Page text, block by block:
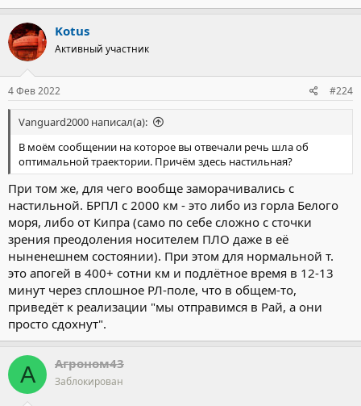
Kotus
Активный участник
4 Фев 2022 #224
Vanguard2000 написал(а):
В моём сообщении на которое вы отвечали речь шла об
оптимальной траектории. Причём здесь настильная?
При том же, для чего вообще заморачивались с
настильной. БРПЛ с 2000 км - это либо из горла Белого
моря, либо от Кипра (само по себе сложно с сточки
зрения преодоления носителем ПЛО даже в её
ныненешнем состоянии). При этом для нормальной т.
это апогей в 400+ сотни км и подлётное время в 12-13
минут через сплошное РЛ-поле, что в общем-то,
приведёт к реализации "мы отправимся в Рай, а они
просто сдохнут".
А Агроном43
Заблокирован